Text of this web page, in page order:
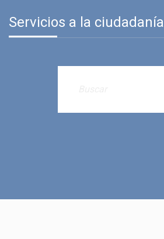
Servicios a la ciudadanía